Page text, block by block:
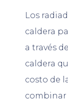
Los
caldera
a través
caldera
costo de
combinar